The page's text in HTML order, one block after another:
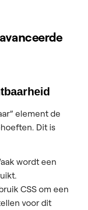
element de
Dit is
wordt een
CSS om een
voor dit